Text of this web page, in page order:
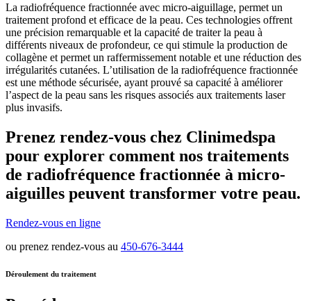
La radiofréquence fractionnée avec micro-aiguillage, permet un
traitement profond et efficace de la peau. Ces technologies offrent
une précision remarquable et la capacité de traiter la peau à
différents niveaux de profondeur, ce qui stimule la production de
collagène et permet un raffermissement notable et une réduction des
irrégularités cutanées. L’utilisation de la radiofréquence fractionnée
est une méthode sécurisée, ayant prouvé sa capacité à améliorer
l’aspect de la peau sans les risques associés aux traitements laser
plus invasifs.
Prenez rendez-vous chez Clinimedspa
pour explorer comment nos traitements
de radiofréquence fractionnée à micro-
aiguilles peuvent transformer votre peau.
Rendez-vous en ligne
ou prenez rendez-vous au 450-676-3444
Déroulement du traitement